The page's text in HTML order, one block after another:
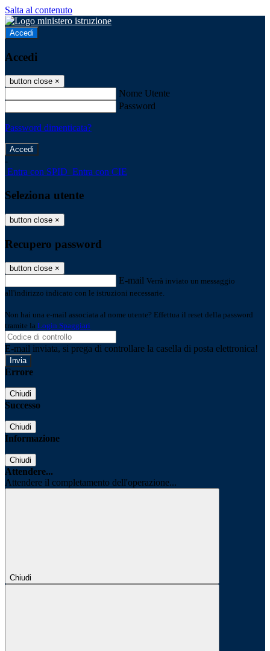
Salta al contenuto
Accedi
Accedi
button close ×
Nome Utente
Password
Password dimenticata?
-
Entra con SPID Entra con CIE
Seleziona utente
button close ×
Recupero password
button close ×
E-mail Verrà inviato un messaggio
all'indirizzo indicato con le istruzioni necessarie.
Non hai una e-mail associata al nome utente? Effettua il reset della password
tramite la Login Spaggiari
E-mail inviata, si prega di controllare la casella di posta elettronica!
Errore
Chiudi
Successo
Chiudi
Informazione
Chiudi
Attendere...
Attendere il completamento dell'operazione...
Chiudi